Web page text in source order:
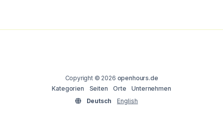
Copyright © 2026 openhours.de
Kategorien
Seiten Orte
Unternehmen
Deutsch
English